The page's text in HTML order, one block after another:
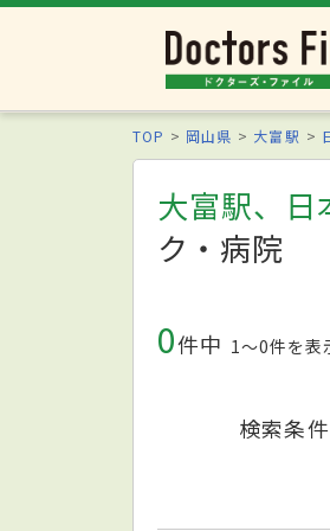
TOP 岡山県 大富駅
大富駅、日
ク・病院
0件中 1〜0件を表
検索条